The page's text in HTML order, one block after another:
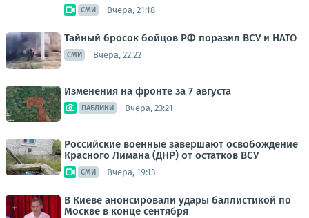
СМИ Вчера, 21:18
Тайный бросок бойцов РФ поразил ВСУ и НАТО
СМИ Вчера, 22:22
Изменения на фронте за 7 августа
ПАБЛИКИ Вчера, 23:21
Российские военные завершают освобождение
Красного Лимана (ДНР) от остатков ВСУ
СМИ Вчера, 19:13
В Киеве анонсировали удары баллистикой по
Москве в конце сентября